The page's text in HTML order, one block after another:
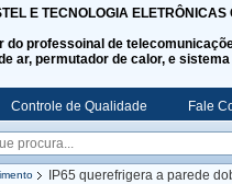
E TECNOLOGIA ELETRÔNICAS
do professoinal de
ar, permutador de calor, e
Controle de Qualidade Fale
IP65 querefrigera a parede